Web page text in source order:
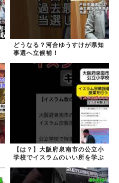
どうなる？河合ゆうすけが県知
事選へ立候補！
【は？】大阪府泉南市の公立小
学校でイスラムのいい所を学ぶ